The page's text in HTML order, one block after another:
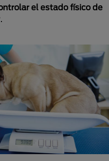
el estado físico de
.